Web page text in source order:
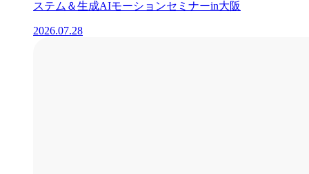
ステム＆生成AIモーションセミナーin大阪
2026.07.28